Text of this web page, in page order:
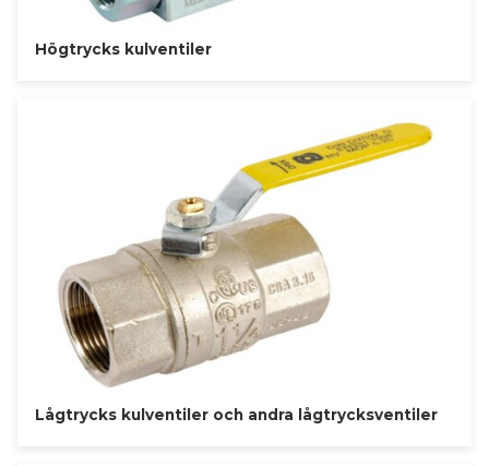
Högtrycks kulventiler
Lågtrycks kulventiler och andra lågtrycksventiler